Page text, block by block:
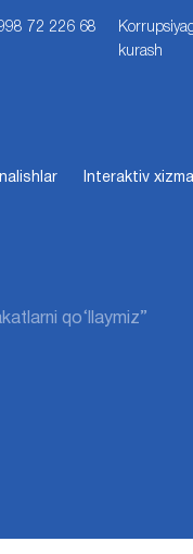
72 226 68
kurash
Interaktiv
qo‘llaymiz”